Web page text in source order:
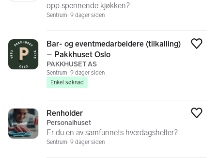
opp spennende kjøkken?
Sentrum 9 dager siden
Bar- og eventmedarbeidere (tilkalling)
– Pakkhuset Oslo
PAKKHUSET AS
Sentrum 9 dager siden
Enkel søknad
Renholder
Personalhuset
Er du en av samfunnets hverdagshelter?
Sentrum 9 dager siden